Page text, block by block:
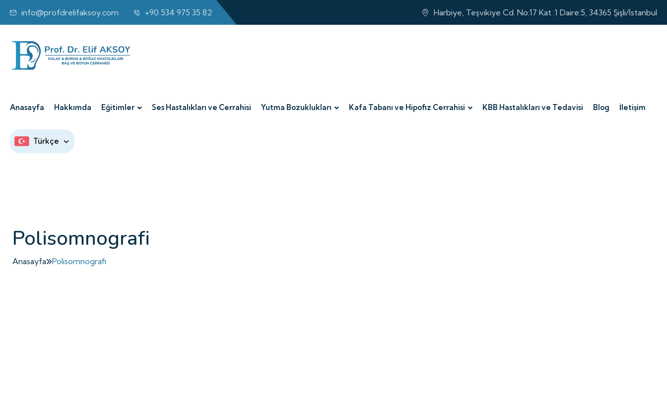
info@profdrelifaksoy.com +90 534 975 35 82 Harbiye, Teşvikiye Cd. No:17 Kat :1 Daire:5, 34365 Şişli/İstanbul
Anasayfa Hakkımda Eğitimler Ses Hastalıkları ve Cerrahisi Yutma Bozuklukları Kafa Tabanı ve Hipofiz Cerrahisi KBB Hastalıkları ve Tedavisi Blog İletişim
Türkçe
Polisomnografi
Anasayfa Polisomnografi